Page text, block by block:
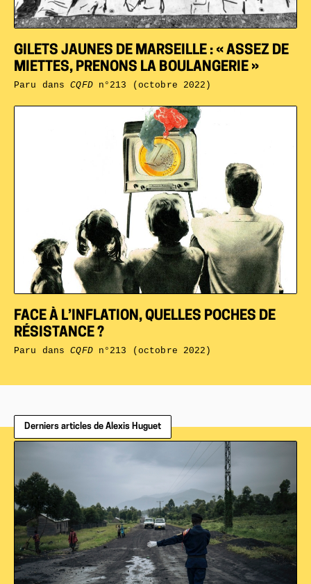
FACE À L’INFLATION, QUELLES POCHES DE
RÉSISTANCE ?
Paru dansCQFDn°213 (octobre 2022)
GILETS JAUNES DE MARSEILLE : « ASSEZ DE
MIETTES, PRENONS LA BOULANGERIE »
Paru dansCQFDn°213 (octobre 2022)
Derniers articles de Alexis Huguet